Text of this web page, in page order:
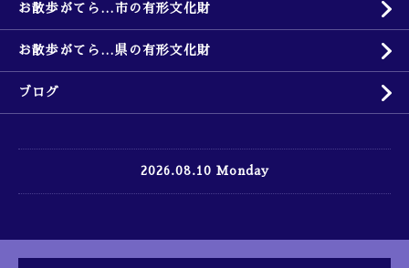
お散歩がてら…市の有形文化財
お散歩がてら…県の有形文化財
ブログ
2026.08.10 Monday